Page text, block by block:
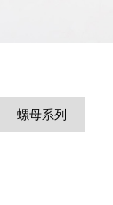
螺母系列